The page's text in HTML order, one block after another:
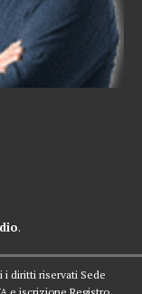
.
i diritti riservati Sede